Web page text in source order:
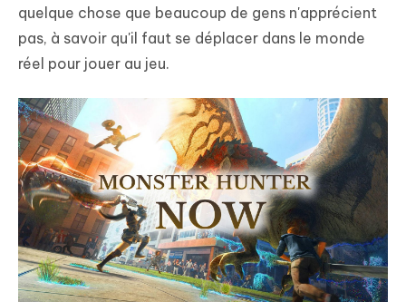
quelque chose que beaucoup de gens n'apprécient
pas, à savoir qu'il faut se déplacer dans le monde
réel pour jouer au jeu.